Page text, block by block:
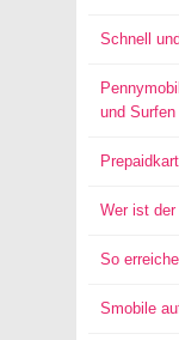
Schnell
und Surfen
Wer ist
So
Smobile